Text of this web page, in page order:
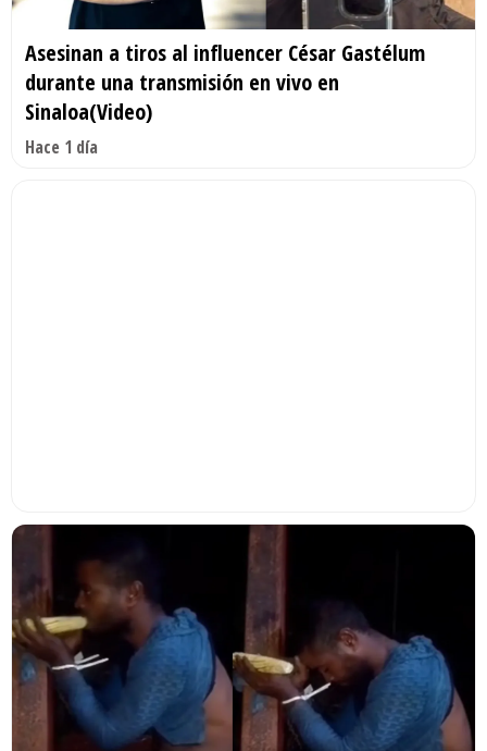
Asesinan a tiros al influencer César Gastélum
durante una transmisión en vivo en
Sinaloa(Video)
Hace 1 día